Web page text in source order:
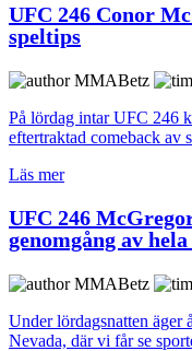
UFC 246 Conor
speltips
MMABetz
På lördag intar UFC 246
eftertraktad comeback av
Läs mer
UFC 246
genomgång av
MMABetz
Under lördagsnatten äger
Nevada, där vi får se